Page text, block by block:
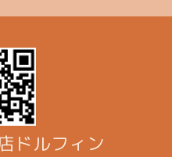
ドルフィン